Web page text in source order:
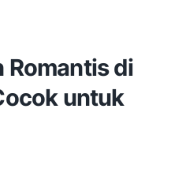
Romantis di
untuk